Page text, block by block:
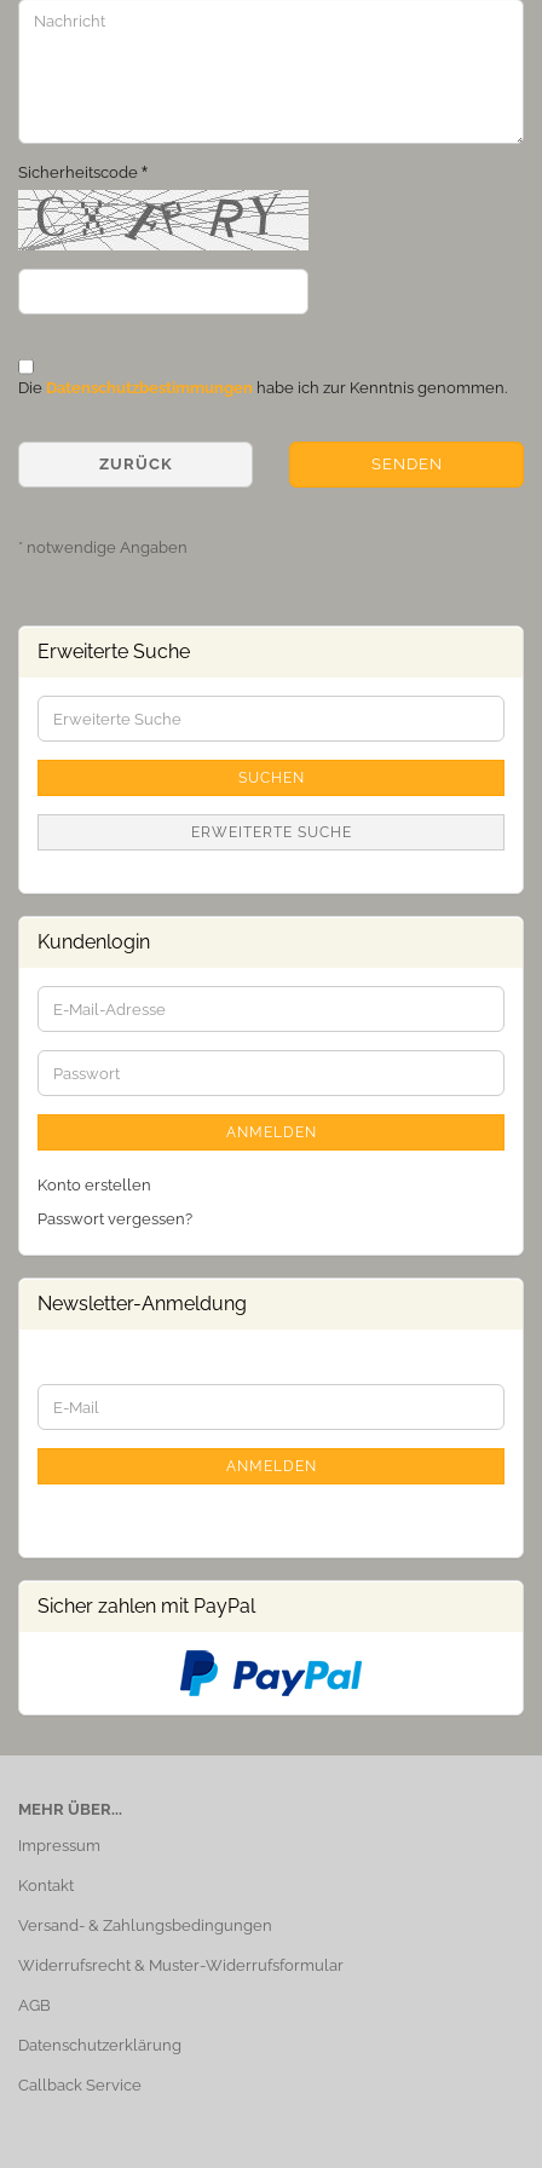
Sicherheitscode
DATENSCHUTZBESTIMMUNGEN
Die Datenschutzbestimmungen habe ich zur Kenntnis genommen.
ZURÜCK SENDEN
* notwendige Angaben
Erweiterte Suche
Erweiterte
Suche
SUCHEN
ERWEITERTE SUCHE
Kundenlogin
E-
Mail-
Adresse
Passwort
ANMELDEN
Konto erstellen
Passwort vergessen?
Newsletter-Anmeldung
WEITER
ZUR
E-
Mail
ANMELDEN
Sicher zahlen mit PayPal
MEHR ÜBER...
Impressum
Kontakt
Versand- & Zahlungsbedingungen
Widerrufsrecht & Muster-Widerrufsformular
AGB
Datenschutzerklärung
Callback Service